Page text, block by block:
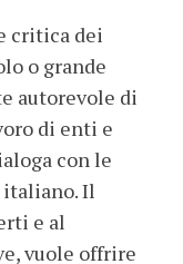
critica dei
o grande
autorevole di
di enti e
con le
Il
e al
vuole offrire